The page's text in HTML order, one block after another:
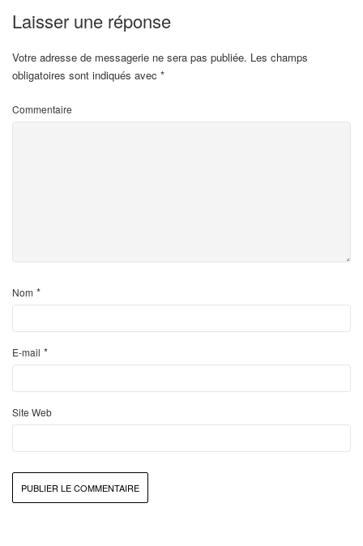
Laisser une réponse
Votre adresse de messagerie ne sera pas publiée. Les champs
obligatoires sont indiqués avec *
Commentaire
Nom *
E-mail *
Site Web